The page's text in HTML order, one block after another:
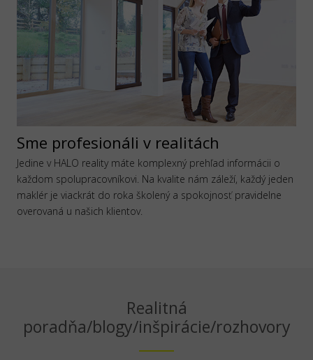
Sme profesionáli v realitách
Jedine v HALO reality máte komplexný prehľad informácii o
každom spolupracovníkovi. Na kvalite nám záleží, každý jeden
maklér je viackrát do roka školený a spokojnosť pravidelne
overovaná u našich klientov.
Realitná
poradňa/blogy/inšpirácie/rozhovory